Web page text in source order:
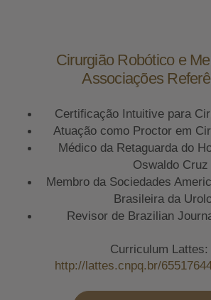
Cirurgião Robótico e
Associações
Certificação Intuitive para
Atuação como Proctor em
Médico da Retaguarda do
Oswaldo Cruz
Membro da Sociedades
Brasileira da
Revisor de Brazilian
Curriculum Lattes:
http://lattes.cnpq.br/